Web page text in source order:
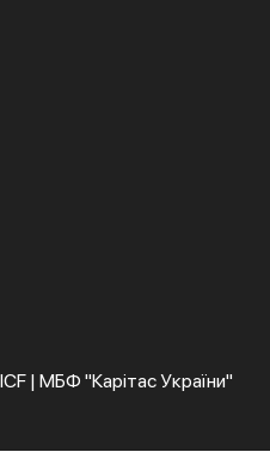
| МБФ "Карітас України"